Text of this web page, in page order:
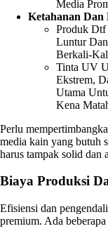
Media
Ketahanan Dan
Produk Dtf
Luntur
Berkali-
Tinta UV
Ekstrem,
Utama
Kena
Perlu
media kain yang butuh
harus tampak solid dan
Biaya Produksi
Efisiensi dan
premium. Ada